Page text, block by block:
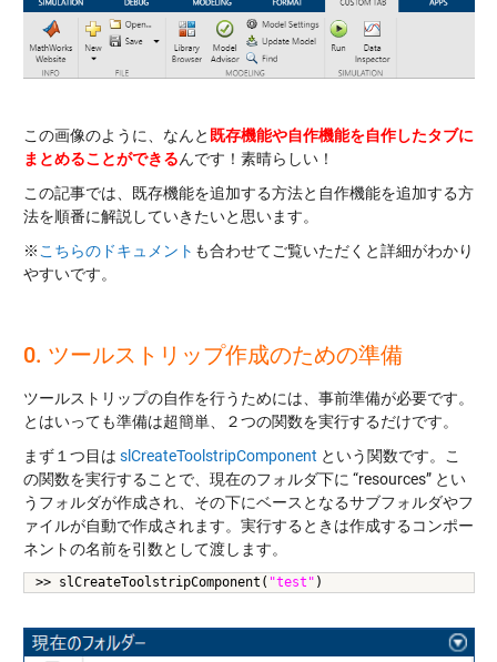
この画像のように、なんと 既存機能や自作機能を自作したタブに
まとめることができるんです！素晴らしい！
この記事では、既存機能を追加する方法と自作機能を追加する方
法を順番に解説していきたいと思います。
※ こちらのドキュメント も合わせてご覧いただくと詳細がわかり
やすいです。
0. ツールストリップ作成のための準備
ツールストリップの自作を行うためには、事前準備が必要です。
とはいっても準備は超簡単、２つの関数を実行するだけです。
まず１つ目は slCreateToolstripComponent という関数です。こ
の関数を実行することで、現在のフォルダ下に “resources” とい
うフォルダが作成され、その下にベースとなるサブフォルダやフ
ァイルが自動で作成されます。実行するときは作成するコンポー
ネントの名前を引数として渡します。
>> slCreateToolstripComponent( "test" )